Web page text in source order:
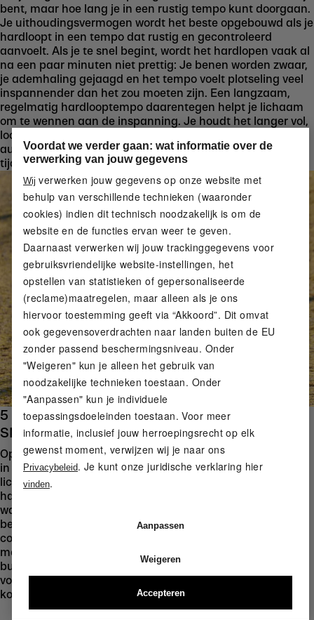
bent, maar hoe lang je in een rustig tempo kunt doorgaan.
Je uithoudingsvermogen wordt het beste opgebouwd als je
hardloopt in een tempo dat rustig en gecontroleerd
aanvoelt. Als je te snel begint, wordt het hardlopen vaak al
na een paar minuten niet prettig: Je benen worden zwaar,
je ademhaling gejaagd en het tempo voelt plotseling veel
inspannender dan het zou moeten zijn. Een langzaam,
regelmatig hardlooptempo daarentegen helpt je lichaam
om te wennen aan de inspanning. Je houdt het langer vol,
loopt meer ontspannen en legt de basis voor het
automatisch verbeteren van je uithoudingsvermogen
tijdens het hardlopen.
5 KM HARDLOPEN MET RITME IN PLAATS VAN
SNELHEID
Op weg naar je eerste vijf kilometer is het belangrijkste om
in een rustig tempo te lopen. Een constant ritme helpt je
lichaam om de juiste balans te vinden: Ademhaling,
hartslag en pas passen beter bij elkaar - en dit is precies
wat ervoor zorgt dat de loop makkelijker aanvoelt, ook al
ben je langer onderweg. Aan de andere kant maakt
constant versnellen of te snel starten het lopen onnodig
moeilijk: De kans is groter dat je kramp krijgt, sneller
buiten adem raakt en je loopritme verliest. Daarom geldt
voor beginners: leer eerst rustig en kalm te lopen, dan
komt de snelheid later vanzelf.
Voordat we verder gaan: wat informatie over de
verwerking van jouw gegevens
Wij verwerken jouw gegevens op onze website met
behulp van verschillende technieken (waaronder
cookies) indien dit technisch noodzakelijk is om de
website en de functies ervan weer te geven.
Daarnaast verwerken wij jouw trackinggegevens voor
gebruiksvriendelijke website-instellingen, het
opstellen van statistieken of gepersonaliseerde
(reclame)maatregelen, maar alleen als je ons
hiervoor toestemming geeft via “Akkoord”. Dit omvat
ook gegevensoverdrachten naar landen buiten de EU
zonder passend beschermingsniveau. Onder
"Weigeren" kun je alleen het gebruik van
noodzakelijke technieken toestaan. Onder
"Aanpassen" kun je individuele
toepassingsdoeleinden toestaan. Voor meer
informatie, inclusief jouw herroepingsrecht op elk
gewenst moment, verwijzen wij je naar ons
Privacybeleid. Je kunt onze juridische verklaring hier
vinden.
Aanpassen
Weigeren
Accepteren